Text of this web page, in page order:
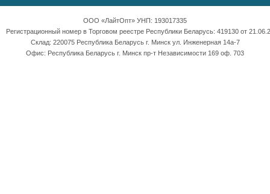
ООО «ЛайтОпт» УНП: 193017335
Регистрационный номер в Торговом реестре Республики Беларусь: 419130 от
Склад: 220075 Республика Беларусь г. Минск ул. Инженерная 14а-7
Офис: Республика Беларусь г. Минск пр-т Независимости 169 оф. 703